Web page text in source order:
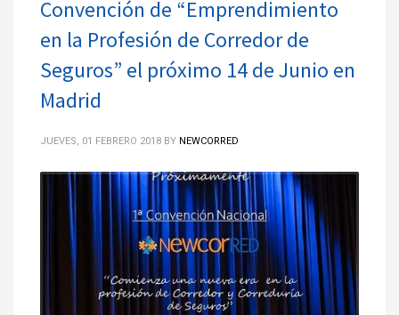
Convención de “Emprendimiento
en la Profesión de Corredor de
Seguros” el próximo 14 de Junio en
Madrid
JUEVES, 01 FEBRERO 2018 BY NEWCORRED